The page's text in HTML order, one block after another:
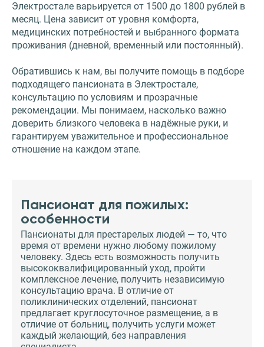
Электростале варьируется от 1500 до 1800 рублей в
месяц. Цена зависит от уровня комфорта,
медицинских потребностей и выбранного формата
проживания (дневной, временный или постоянный).
Обратившись к нам, вы получите помощь в подборе
подходящего пансионата в Электростале,
консультацию по условиям и прозрачные
рекомендации. Мы понимаем, насколько важно
доверить близкого человека в надёжные руки, и
гарантируем уважительное и профессиональное
отношение на каждом этапе.
Пансионат для пожилых:
особенности
Пансионаты для престарелых людей — то, что
время от времени нужно любому пожилому
человеку. Здесь есть возможность получить
высококвалифицированный уход, пройти
комплексное лечение, получить независимую
консультацию врача. В отличие от
поликлинических отделений, пансионат
предлагает круглосуточное размещение, а в
отличие от больниц, получить услуги может
каждый желающий, без направления